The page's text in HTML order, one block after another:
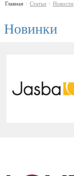
Главная \ Статьи \ Новости
Новинки